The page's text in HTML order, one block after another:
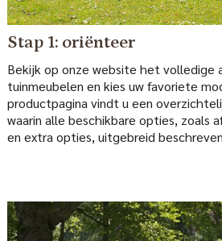
Stap 1: oriënteer
Bekijk op onze website het volledige
tuinmeubelen en kies uw favoriete
productpagina vindt u een
waarin alle beschikbare opties, zoals
en extra opties, uitgebreid